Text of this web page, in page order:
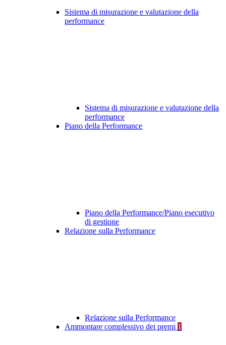
Sistema di misurazione e valutazione della
performance
Sistema di misurazione e valutazione della
performance
Piano della Performance
Piano della Performance/Piano esecutivo
di gestione
Relazione sulla Performance
Relazione sulla Performance
Ammontare complessivo dei premi 1